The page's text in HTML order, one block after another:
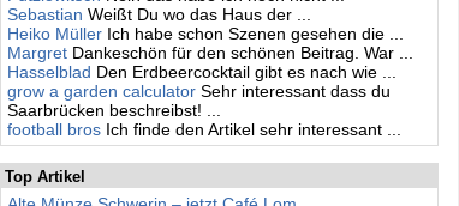
Sebastian Weißt Du wo das Haus der ...
Heiko Müller Ich habe schon Szenen gesehen die ...
Margret Dankeschön für den schönen Beitrag. War ...
Hasselblad Den Erdbeercocktail gibt es nach wie ...
grow a garden calculator Sehr interessant dass du
Saarbrücken beschreibst! ...
football bros Ich finde den Artikel sehr interessant ...
Top Artikel